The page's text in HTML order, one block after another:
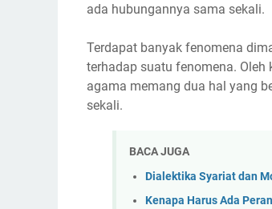
ada hubungannya sama sekali.
Terdapat banyak fenomena
terhadap suatu fenomena. Oleh
agama memang dua hal yang
sekali.
BACA JUGA
Dialektika Syariat dan
Kenapa Harus Ada